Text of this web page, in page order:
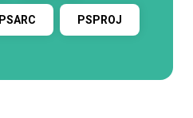
PSARC PSPROJ